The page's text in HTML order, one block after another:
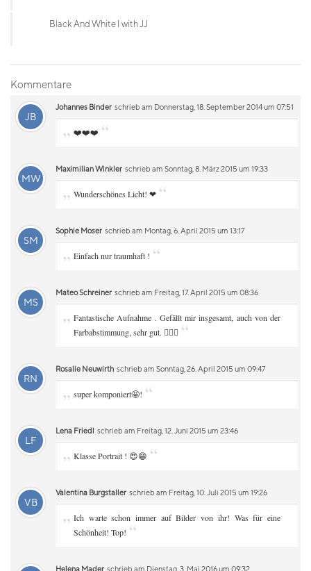
Black And White I with JJ
Kommentare
JB
Johannes Binder schrieb am Donnerstag, 18. September 2014 um 07:51
„ ❤️❤️❤️ “
MW
Maximilian Winkler schrieb am Sonntag, 8. März 2015 um 19:33
„ Wunderschönes Licht! ❤ “
SM
Sophie Moser schrieb am Montag, 6. April 2015 um 13:17
„ Einfach nur traumhaft ! “
MS
Mateo Schreiner schrieb am Freitag, 17. April 2015 um 08:36
„ Fantastische Aufnahme . Gefällt mir insgesamt, auch von der
Farbabstimmung, sehr gut. 👌🏻😊 “
RN
Rosalie Neuwirth schrieb am Sonntag, 26. April 2015 um 09:47
„ super komponiert🤩! “
LF
Lena Friedl schrieb am Freitag, 12. Juni 2015 um 23:46
„ Klasse Portrait ! 😍😁 “
VB
Valentina Burgstaller schrieb am Freitag, 10. Juli 2015 um 19:26
„ Ich warte schon immer auf Bilder von ihr! Was für eine
Schönheit! Top! “
Helena Mader schrieb am Dienstag, 3. Mai 2016 um 09:32